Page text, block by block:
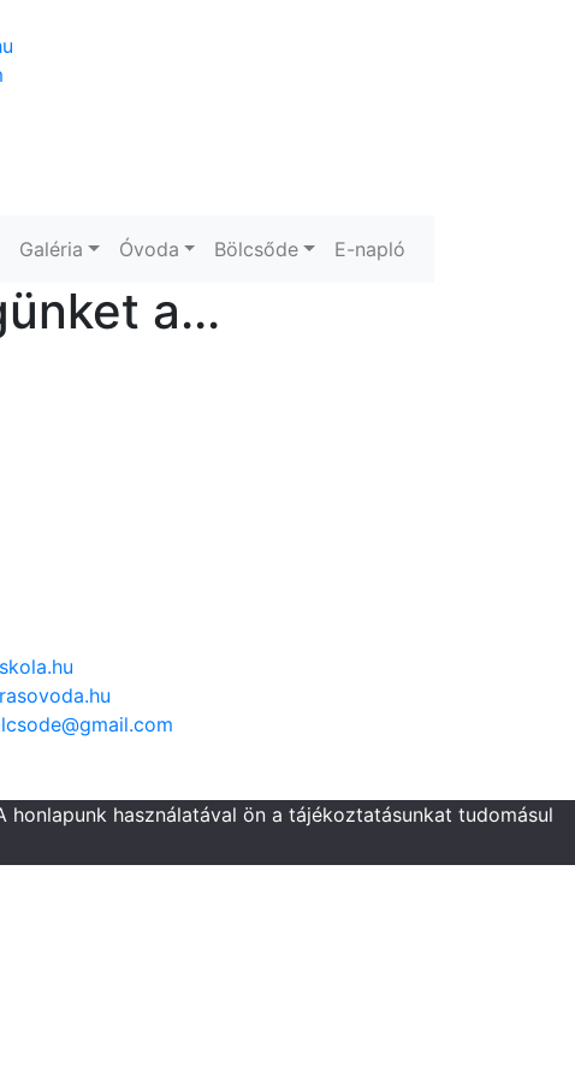
Galéria Óvoda Bölcsőde E-napló
a...
használatával ön a tájékoztatásunkat tudomásul